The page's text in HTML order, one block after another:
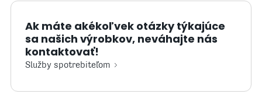
Ak máte akékoľvek otázky týkajúce
sa našich výrobkov, neváhajte nás
kontaktovať!
Služby spotrebiteľom